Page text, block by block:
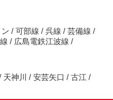
/ 可部線 / 呉線 / 芸備線 /
/ 広島電鉄江波線 /
天神川 / 安芸矢口 / 古江 /